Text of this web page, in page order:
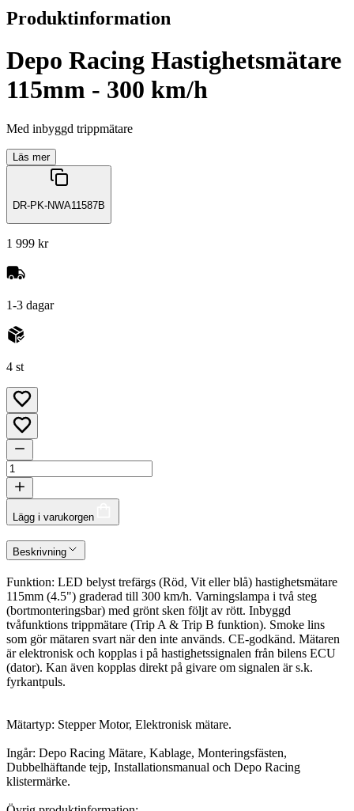
Produktinformation
Depo Racing Hastighetsmätare
115mm - 300 km/h
Med inbyggd trippmätare
Läs mer
DR-PK-NWA11587B
1 999 kr
1-3 dagar
4 st
Lägg i varukorgen
Beskrivning
Funktion: LED belyst trefärgs (Röd, Vit eller blå) hastighetsmätare
115mm (4.5") graderad till 300 km/h. Varningslampa i två steg
(bortmonteringsbar) med grönt sken följt av rött. Inbyggd
tvåfunktions trippmätare (Trip A & Trip B funktion). Smoke lins
som gör mätaren svart när den inte används. CE-godkänd. Mätaren
är elektronisk och kopplas i på hastighetssignalen från bilens ECU
(dator). Kan även kopplas direkt på givare om signalen är s.k.
fyrkantpuls.
Mätartyp: Stepper Motor, Elektronisk mätare.
Ingår: Depo Racing Mätare, Kablage, Monteringsfästen,
Dubbelhäftande tejp, Installationsmanual och Depo Racing
klistermärke.